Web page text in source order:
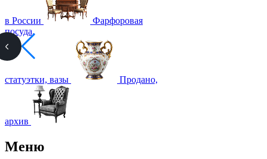
в России
Фарфоровая
посуда,
статуэтки, вазы Продано,
архив
Меню